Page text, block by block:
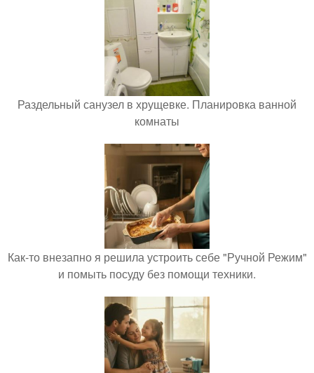
Раздельный санузел в хрущевке. Планировка ванной
комнаты
Как-то внезапно я решила устроить себе "Ручной Режим"
и помыть посуду без помощи техники.